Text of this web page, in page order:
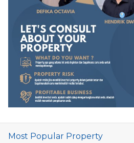
Most Popular Property